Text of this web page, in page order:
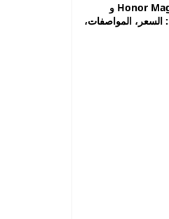
مراجعة شاملة لـ Honor Magic8 و
Honor Magic8 Pro: السعر، المواصفات،